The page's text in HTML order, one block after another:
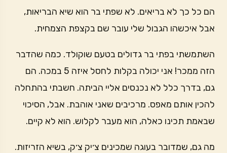
הם כל כך לא בריאים. לא שפתי בר הוא שיא הבריאות,
אבל איכשהו הגבול שלי עובר שם בקצפת הצמחית.
השתמשתי בפתי בר גדולים בטעם שוקולד. כמה שהדבר
הזה ממכר! אני יכולה בקלות לחסל איזה 5 במכה. הם
גם, בדרך כלל לא נכנסים אליי הביתה. חשבתי בהתחלה
להכין אותם מאפס. מרכיבים שאני אוהבת. אבל, הסיכוי
שבאמת תכינו כאלה, הוא מעבר לקלוש. הוא לא קיים.
מה גם, שמדובר בעוגה שמכינים צ׳יק צ׳ק, בשיא הזריזות.